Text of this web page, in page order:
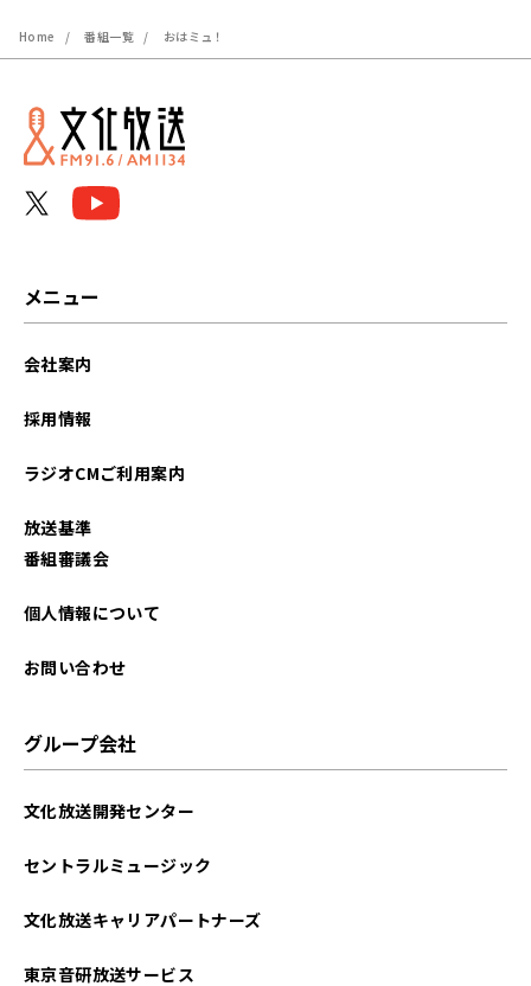
Home 番組一覧 おはミュ！
メニュー
会社案内
採用情報
ラジオCMご利用案内
放送基準
番組審議会
個人情報について
お問い合わせ
グループ会社
文化放送開発センター
セントラルミュージック
文化放送キャリアパートナーズ
東京音研放送サービス